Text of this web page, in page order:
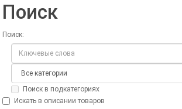
Поиск
Поиск:
Поиск в подкатегориях
Искать в описании товаров